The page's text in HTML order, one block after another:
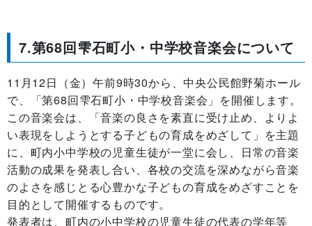
7.第68回雫石町小・中学校音楽会について
11月12日（金）午前9時30から、中央公民館野菊ホール
で、「第68回雫石町小・中学校音楽会」を開催します。
この音楽会は、「音楽の良さを素直に受け止め、よりよ
い表現をしようとする子どもの育成をめざして」を主題
に、町内小中学校の児童生徒が一堂に会し、日常の音楽
活動の成果を発表し合い、各校の交流を深めながら音楽
のよさを感じとる心豊かな子どもの育成をめざすことを
目的として開催するものです。
発表者は、町内の小中学校の児童生徒の代表の学年等